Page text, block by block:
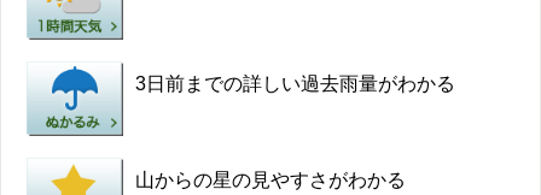
3日前までの詳しい過去雨量がわかる
山からの星の見やすさがわかる